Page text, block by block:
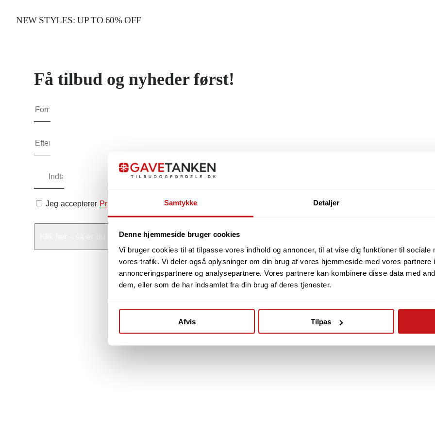
Samtykke Detaljer
Denne hjemmeside bruger cookies
Vi bruger cookies til at tilpasse vores indhold og annoncer, til at vise dig funktioner til sociale
vores trafik. Vi deler også oplysninger om din brug af vores hjemmeside med vores partnere
annonceringspartnere og analysepartnere. Vores partnere kan kombinere disse data med
dem, eller som de har indsamlet fra din brug af deres tjenester.
Afvis Tilpas
NEW STYLES: UP TO 60% OFF
Få tilbud og nyheder først!
Jeg accepterer Privatlivspolitikken.
Klik her - så er du tilmeldt